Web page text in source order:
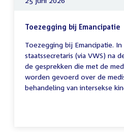
Toezegging bij Emancipatie
Toezegging bij Emancipatie.
staatssecretaris (via VWS) na
de gesprekken die met de
worden gevoerd over de
behandeling van intersekse